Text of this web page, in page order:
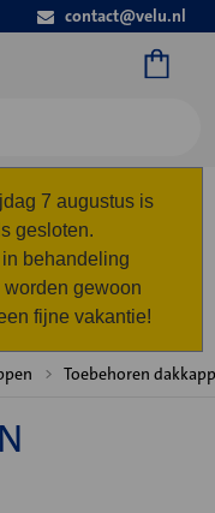
contact@velu.nl
7 augustus is
gesloten.
behandeling
gewoon
fijne vakantie!
Toebehoren